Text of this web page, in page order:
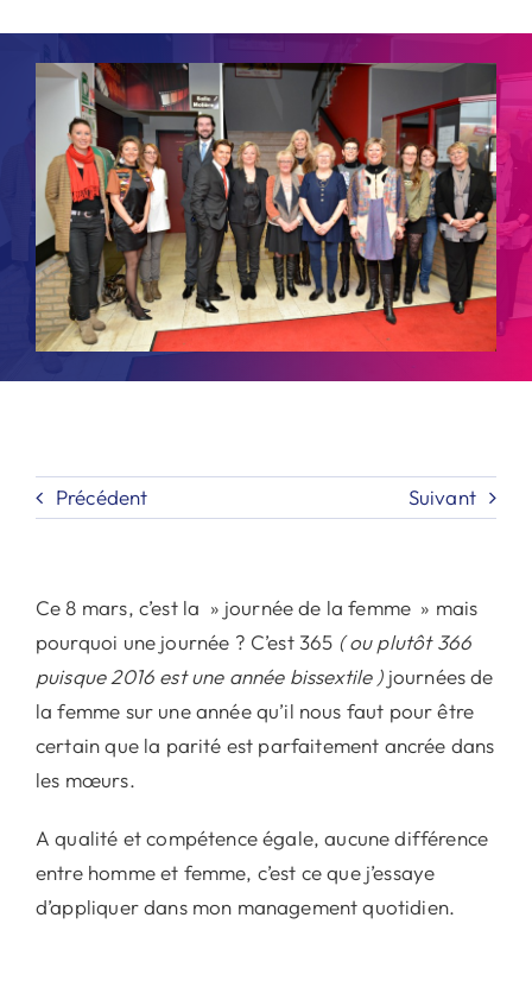
Précédent Suivant
Ce 8 mars, c’est la » journée de la femme » mais
pourquoi une journée ? C’est 365 ( ou plutôt 366
puisque 2016 est une année bissextile ) journées de
la femme sur une année qu’il nous faut pour être
certain que la parité est parfaitement ancrée dans
les mœurs.
A qualité et compétence égale, aucune différence
entre homme et femme, c’est ce que j’essaye
d’appliquer dans mon management quotidien.